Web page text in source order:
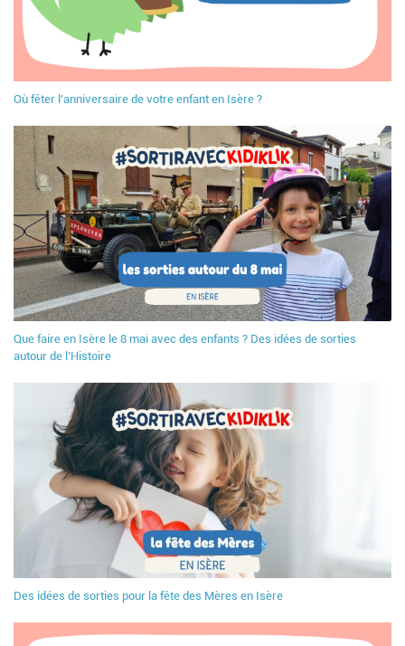
Où fêter l'anniversaire de votre enfant en Isère ?
Que faire en Isère le 8 mai avec des enfants ? Des idées de sorties
autour de l’Histoire
Des idées de sorties pour la fête des Mères en Isère